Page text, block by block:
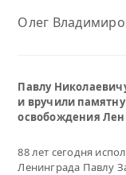
Олег
Павлу
и вручили
освобождения
88 лет сегодня
Ленинграда Павлу